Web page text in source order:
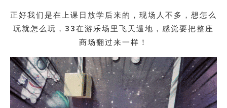
正好我们是在上课日放学后来的，现场人不多，想怎么
玩就怎么玩，33在游乐场里飞天遁地，感觉要把整座
商场翻过来一样！